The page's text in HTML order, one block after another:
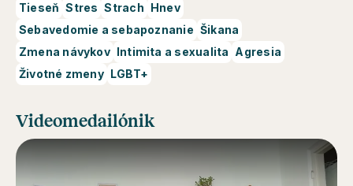
Tieseň Stres Strach Hnev
Sebavedomie a sebapoznanie Šikana
Zmena návykov Intimita a sexualita Agresia
Životné zmeny LGBT+
Videomedailónik